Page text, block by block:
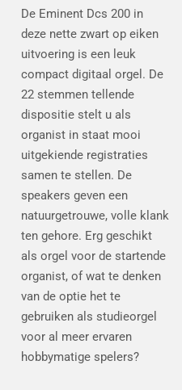
De Eminent Dcs 200 in
deze nette zwart op eiken
uitvoering is een leuk
compact digitaal orgel. De
22 stemmen tellende
dispositie stelt u als
organist in staat mooi
uitgekiende registraties
samen te stellen. De
speakers geven een
natuurgetrouwe, volle klank
ten gehore. Erg geschikt
als orgel voor de startende
organist, of wat te denken
van de optie het te
gebruiken als studieorgel
voor al meer ervaren
hobbymatige spelers?